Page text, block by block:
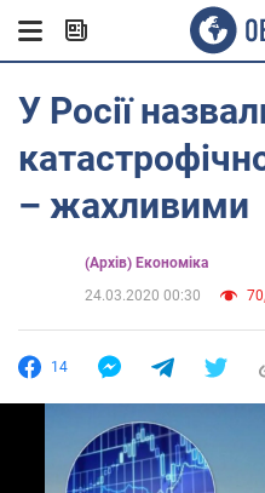
У Росії
– жахливими
(Архів) Економіка
24.03.2020 00:30
14